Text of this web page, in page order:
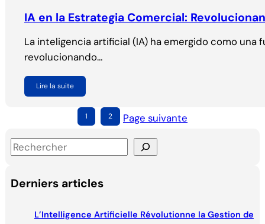
IA en la Estrategia Comercial:
La inteligencia artificial (IA) ha emergido como
revolucionando…
Lire la suite
1 2 Page suivante
S
a
r
Derniers articles
L’Intelligence Artificielle Révolutionne la Gestion de